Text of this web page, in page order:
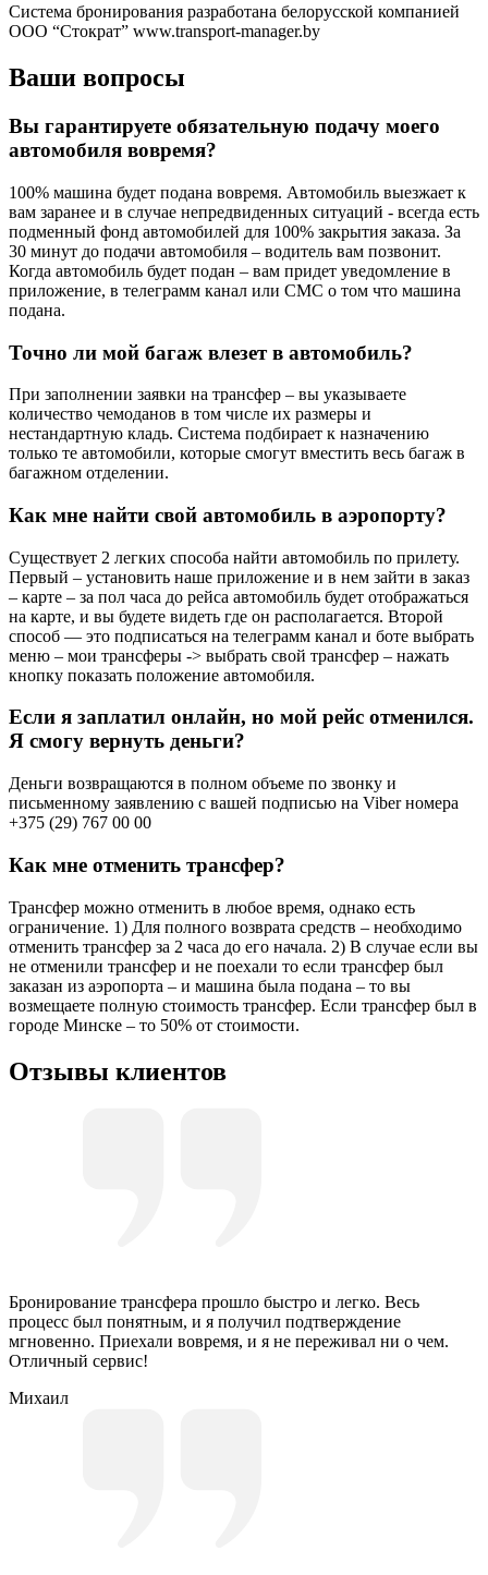
Система бронирования разработана белорусской компанией
ООО “Стократ” www.transport-manager.by
Ваши вопросы
Вы гарантируете обязательную подачу моего
автомобиля вовремя?
100% машина будет подана вовремя. Автомобиль выезжает к
вам заранее и в случае непредвиденных ситуаций - всегда есть
подменный фонд автомобилей для 100% закрытия заказа. За
30 минут до подачи автомобиля – водитель вам позвонит.
Когда автомобиль будет подан – вам придет уведомление в
приложение, в телеграмм канал или СМС о том что машина
подана.
Точно ли мой багаж влезет в автомобиль?
При заполнении заявки на трансфер – вы указываете
количество чемоданов в том числе их размеры и
нестандартную кладь. Система подбирает к назначению
только те автомобили, которые смогут вместить весь багаж в
багажном отделении.
Как мне найти свой автомобиль в аэропорту?
Существует 2 легких способа найти автомобиль по прилету.
Первый – установить наше приложение и в нем зайти в заказ
– карте – за пол часа до рейса автомобиль будет отображаться
на карте, и вы будете видеть где он располагается. Второй
способ — это подписаться на телеграмм канал и боте выбрать
меню – мои трансферы -> выбрать свой трансфер – нажать
кнопку показать положение автомобиля.
Если я заплатил онлайн, но мой рейс отменился.
Я смогу вернуть деньги?
Деньги возвращаются в полном объеме по звонку и
письменному заявлению с вашей подписью на Viber номера
+375 (29) 767 00 00
Как мне отменить трансфер?
Трансфер можно отменить в любое время, однако есть
ограничение. 1) Для полного возврата средств – необходимо
отменить трансфер за 2 часа до его начала. 2) В случае если вы
не отменили трансфер и не поехали то если трансфер был
заказан из аэропорта – и машина была подана – то вы
возмещаете полную стоимость трансфер. Если трансфер был в
городе Минске – то 50% от стоимости.
Отзывы клиентов
Бронирование трансфера прошло быстро и легко. Весь
процесс был понятным, и я получил подтверждение
мгновенно. Приехали вовремя, и я не переживал ни о чем.
Отличный сервис!
Михаил